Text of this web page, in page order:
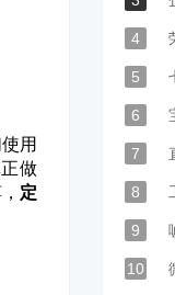
用
做
定
4
5
6
7
8
9
10